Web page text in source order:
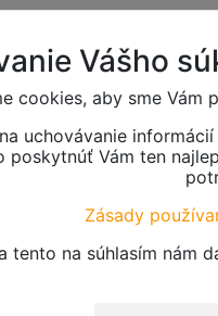
Vášho
cookies, aby sme Vám
uchovávanie
poskytnúť Vám ten
Zásady
tento na súhlasím nám